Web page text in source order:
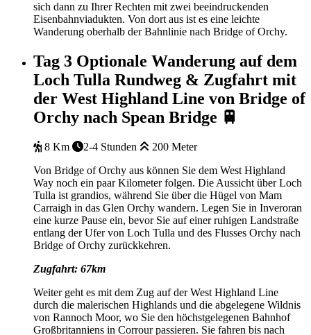
sich dann zu Ihrer Rechten mit zwei beeindruckenden
Eisenbahnviadukten. Von dort aus ist es eine leichte
Wanderung oberhalb der Bahnlinie nach Bridge of Orchy.
Tag 3 Optionale Wanderung auf dem
Loch Tulla Rundweg & Zugfahrt mit
der West Highland Line von Bridge of
Orchy nach Spean Bridge 🚆
8 Km 2-4 Stunden
200 Meter
Von Bridge of Orchy aus können Sie dem West Highland
Way noch ein paar Kilometer folgen. Die Aussicht über Loch
Tulla ist grandios, während Sie über die Hügel von Mam
Carraigh in das Glen Orchy wandern. Legen Sie in Inveroran
eine kurze Pause ein, bevor Sie auf einer ruhigen Landstraße
entlang der Ufer von Loch Tulla und des Flusses Orchy nach
Bridge of Orchy zurückkehren.
Zugfahrt: 67km
Weiter geht es mit dem Zug auf der West Highland Line
durch die malerischen Highlands und die abgelegene Wildnis
von Rannoch Moor, wo Sie den höchstgelegenen Bahnhof
Großbritanniens in Corrour passieren. Sie fahren bis nach